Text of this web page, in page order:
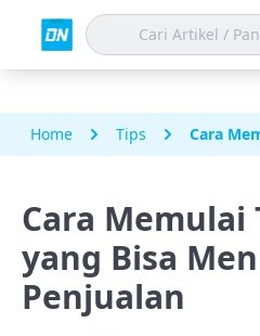
Home Tips Cara
Cara Memulai
yang Bisa
Penjualan